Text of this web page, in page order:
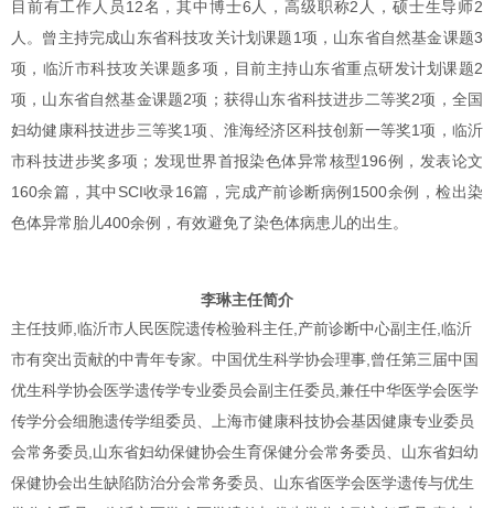
目前有工作人员12名，其中博士6 人，高级职称2 人，硕士生导师2
人。曾主持完成山东省科技攻关计划课题1项，山东省自然基金课题3
项，临沂市科技攻关课题多项，目前主持山东省重点研发计划课题2
项，山东省自然基金课题2项；获得山东省科技进步二等奖2项，全国
妇幼健康科技进步三等奖1项、淮海经济区科技创新一等奖1项，临沂
市科技进步奖多项；发现世界首报染色体异常核型196例，发表论文
160余篇，其中 SCI收录16篇，完成产前诊断病例 1500余例，检出染
色体异常胎儿400余例，有效避免了染色体病患儿的出生。
李琳主任简介
主任技师,临沂市人民医院遗传检验科主任,产前诊断中心副主任,临沂
市有突出贡献的中青年专家。中国优生科学协会理事,曾任第三届中国
优生科学协会医学遗传学专业委员会副主任委员,兼任中华医学会医学
传学分会细胞遗传学组委员、上海市健康科技协会基因健康专业委员
会常务委员,山东省妇幼保健协会生育保健分会常务委员、山东省妇幼
保健协会出生缺陷防治分会常务委员、山东省医学会医学遗传与优生